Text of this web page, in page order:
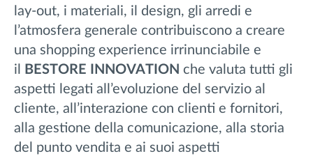
lay-out, i materiali, il design, gli arredi e
l’atmosfera generale contribuiscono a creare
una shopping experience irrinunciabile e
il
BESTORE INNOVATION che valuta tutti gli
aspetti legati all’evoluzione del servizio al
cliente, all’interazione con clienti e fornitori,
alla gestione della comunicazione, alla storia
del punto vendita e ai suoi aspetti